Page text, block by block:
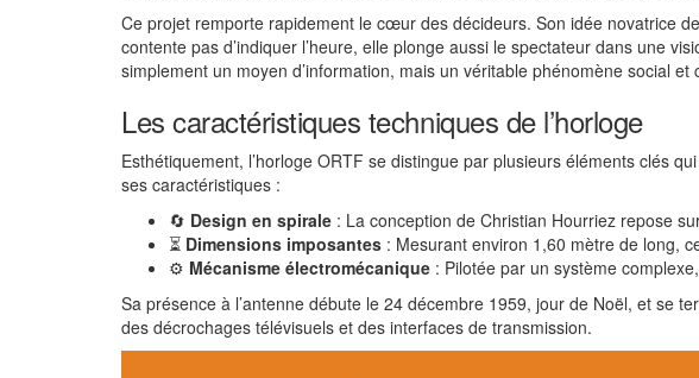
Ce projet remporte rapidement le cœur des décideurs. Son idée novatrice
contente pas d’indiquer l’heure, elle plonge aussi le spectateur dans une
simplement un moyen d’information, mais un véritable phénomène social et
Les caractéristiques techniques de l’horloge
Esthétiquement, l’horloge ORTF se distingue par plusieurs éléments clés
ses caractéristiques :
🔄 Design en spirale : La conception de Christian Hourriez repose
⏳ Dimensions imposantes : Mesurant environ 1,60 mètre de long,
⚙️ Mécanisme électromécanique : Pilotée par un système
Sa présence à l’antenne débute le 24 décembre 1959, jour de Noël, et se
des décrochages télévisuels et des interfaces de transmission.